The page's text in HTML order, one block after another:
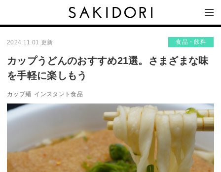
2024.11.01 更新 食品・飲料
カップうどんのおすすめ21選。さまざまな味
を手軽に楽しもう
カップ麺 インスタント食品